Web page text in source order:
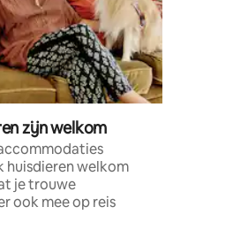
zijn welkom
huisdieren welkom
je trouwe
ook mee op reis